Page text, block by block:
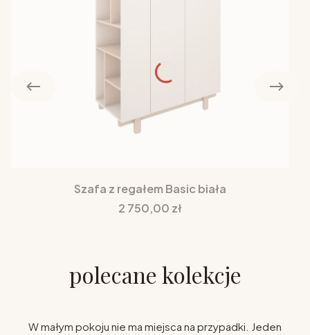
Szafa z regałem Basic biała
Cena
2 750,00 zł
polecane kolekcje
W małym pokoju nie ma miejsca na przypadki. Jeden